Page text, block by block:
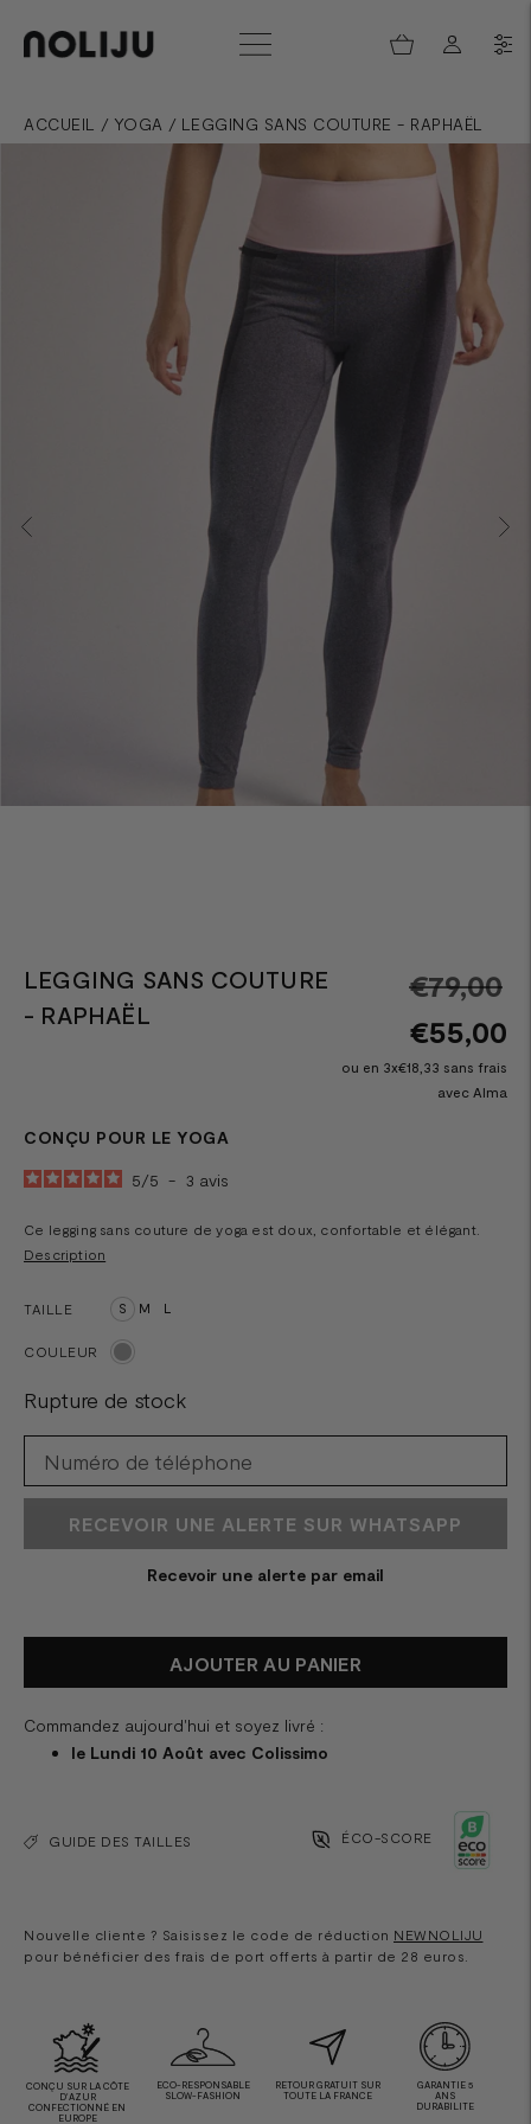
ACCUEIL / YOGA / LEGGING SANS COUTURE - RAPHAËL
LEGGING SANS COUTURE
- RAPHAËL
€79,00
€55,00
ou en 3x€18,33 sans frais
avec Alma
CONÇU POUR LE YOGA
5/5 - 3 avis
Ce legging sans couture de yoga est doux, confortable et élégant.
Description
TAILLE S M L
COULEUR
Rupture de stock
RECEVOIR UNE ALERTE SUR WHATSAPP
Recevoir une alerte par email
AJOUTER AU PANIER
Commandez aujourd'hui et soyez livré :
le Lundi 10 Août avec Colissimo
GUIDE DES TAILLES ÉCO-SCORE
Nouvelle cliente ? Saisissez le code de réduction NEWNOLIJU
pour bénéficier des frais de port offerts à partir de 28 euros.
CONÇU SUR LA CÔTE
D'AZUR
CONFECTIONNÉ EN
EUROPE
ECO-RESPONSABLE
SLOW-FASHION
RETOUR GRATUIT SUR
TOUTE LA FRANCE
GARANTIE 5
ANS
DURABILITE